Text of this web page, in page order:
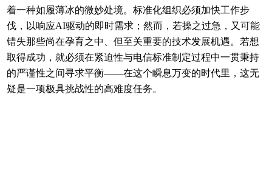
着一种如履薄冰的微妙处境。标准化组织必须加快工作步
伐，以响应AI驱动的即时需求；然而，若操之过急，又可能
错失那些尚在孕育之中、但至关重要的技术发展机遇。若想
取得成功，就必须在紧迫性与电信标准制定过程中一贯秉持
的严谨性之间寻求平衡——在这个瞬息万变的时代里，这无
疑是一项极具挑战性的高难度任务。